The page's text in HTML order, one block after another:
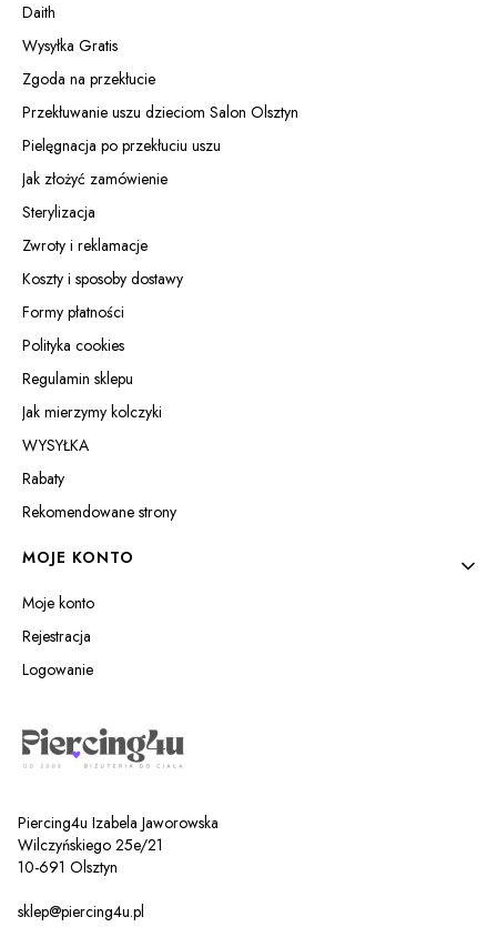
Daith
Wysyłka Gratis
Zgoda na przekłucie
Przekłuwanie uszu dzieciom Salon Olsztyn
Pielęgnacja po przekłuciu uszu
Jak złożyć zamówienie
Sterylizacja
Zwroty i reklamacje
Koszty i sposoby dostawy
Formy płatności
Polityka cookies
Regulamin sklepu
Jak mierzymy kolczyki
WYSYŁKA
Rabaty
Rekomendowane strony
MOJE KONTO
Moje konto
Rejestracja
Logowanie
Piercing4u Izabela Jaworowska
Wilczyńskiego 25e/21
10-691 Olsztyn
sklep@piercing4u.pl